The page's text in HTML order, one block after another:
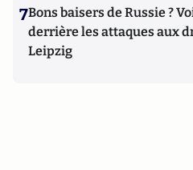
7Bons baisers de Russie ?
derrière les attaques aux
Leipzig